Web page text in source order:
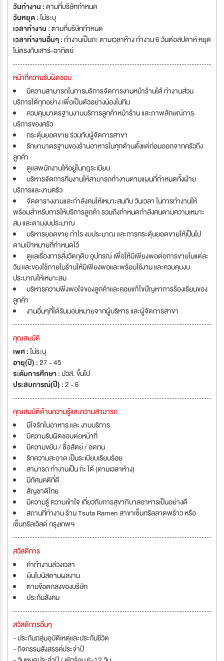
วันทำงาน :ตามที่บริษัทกำหนด
วันหยุด :ไม่ระบุ
เวลาทำงาน :ตามที่บริษัทกำหนด
เวลาทำงานอื่นๆ :ทำงานเป็นกะ ตามเวลาห้าง ทำงาน 6 วันต่อสปดาห์ หยุด
ไม่ตรงกับเสาร์-อาทิตย์
หน้าที่ความรับผิดชอบ
มีความสามารถในการบริการจัดการงานหน้าร้านได้ ทำงานส่วน
บริการได้ทุกอย่าง เพื่อเป็นตัวอย่างน้องในทีม
ควบคุมมาตรฐานงานบริการลูกค้าหน้าร้าน และภาพลักษณ์การ
บริการของครัว
กระตุ้นยอดขาย ร่วมกับผู้จัดการสาขา
รักษามาตรฐานของร้านอาหารในทุกด้านตั้งแต่ก่อนออกจากครัวถึง
ลูกค้า
ดูแลพนักงานให้อยู่ในกฎระเบียบ
บริหารจัดการทีมงานให้สามารถทำงานตามแผนที่กำหนดทั้งฝ่าย
บริการและงานครัว
จัดตารางงานและกำลังคนให้เหมาะสมกับ วันเวลา ในการทำงานให้
พร้อมสำหรับการให้บริการลูกค้า รวมถึงกำหนดกำลังคนตามความเหมาะ
สม และตามงบประมาณ
บริหารยอดขาย กำไร งบประมาณ และการกระตุ้นยอดขายให้เป็นไป
ตามเป้าหมายที่กำหนดไว้
ดูแลเรื่องการสั่งวัตถุดิบ อุปกรณ์ เพื่อให้มีเพียงพอต่อการขายในแต่ละ
วัน และของใช้ภายในร้านให้มีเพียงพอและพร้อมใช้งาน และควบคุมงบ
ประมาณให้เหมาะสม
บริหารความพึงพอใจของลูกค้าและคอยแก้ไขปัญหาการร้องเรียนของ
ลูกค้า
งานอื่นๆที่ได้รับมอบหมายจากผู้บริหาร และผู้จัดการสาขา
คุณสมบัติ
เพศ :ไม่ระบุ
อายุ(ปี) :27 - 45
ระดับการศึกษา :ปวส. ขึ้นไป
ประสบการณ์(ปี) :2 - 6
คุณสมบัติด้านความรู้และความสามารถ
มีใจรักในอาหาร และ งานบริการ
มีความรับผิดชอบต่อหน้าที่
มีความขยัน / ซื่อสัตย์ / อดทน
รักความสะอาด เป็นระเบียบเรียบร้อย
สามารถ ทำงานเป็น กะ ได้ (ตามเวลาห้าง)
มีทัศนคติที่ดี
สัญชาติไทย
มีความรู้ ความเข้าใจ เกี่ยวกับการสุขาภิบาลอาหารเป็นอย่างดี
สถานที่ทำงาน ร้าน Tsuta Ramen สาขาเซ็นทรัลลาดพร้าว หรือ
เซ็นทรัลเวิลด์ กรุงเทพฯ
สวัสดิการ
ค่าทำงานล่วงเวลา
เงินโบนัสตามผลงาน
ตามข้อตกลงของบริษัท
ประกันสังคม
สวัสดิการอื่นๆ
- ประกันกลุ่มอุบัติเหตุและประกันชีวิต
- กิจกรรมสังสรรค์ประจำปี